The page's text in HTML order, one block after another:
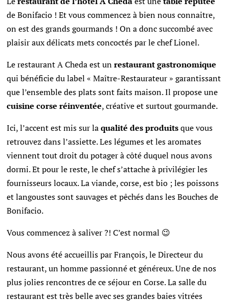
de Bonifacio ! Et vous commencez à bien nous connaitre,
on est des grands gourmands ! On a donc succombé avec
plaisir aux délicats mets concoctés par le chef Lionel.
Le restaurant A Cheda est unrestaurant gastronomique
qui bénéficie du label « Maître-Restaurateur » garantissant
que l’ensemble des plats sont faits maison. Il propose une
cuisine corse réinventée, créative et surtout gourmande.
Ici, l’accent est mis sur laqualité des produitsque vous
retrouvez dans l’assiette. Les légumes et les aromates
viennent tout droit du potager à côté duquel nous avons
dormi. Et pour le reste, le chef s’attache à privilégier les
fournisseurs locaux. La viande, corse, est bio ;les poissons
et langoustes sont sauvages et pêchés dans les Bouches de
Bonifacio.
Vous commencez à saliver ?! C’est normal 😉
Nous avons été accueillis par François, le Directeur du
restaurant, un homme passionné et généreux. Une de nos
plus jolies rencontres de ce séjour en Corse. La salle du
restaurant est très belle avec ses grandes baies vitrées